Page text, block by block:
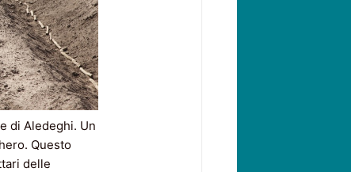
di Aledeghi. Un
Questo
delle